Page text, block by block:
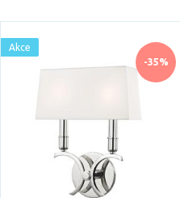
-35%
Akce